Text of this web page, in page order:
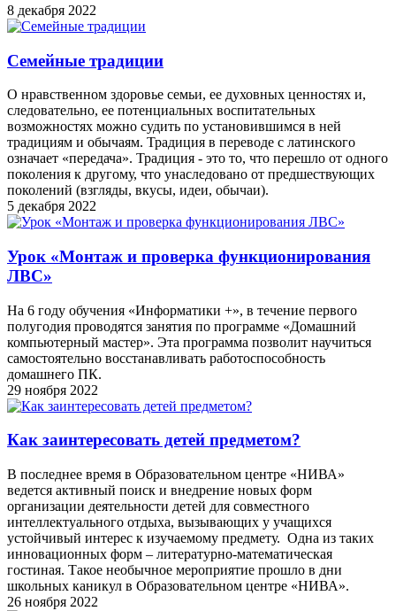
8 декабря 2022
Семейные традиции
О нравственном здоровье семьи, ее духовных ценностях и,
следовательно, ее потенциальных воспитательных
возможностях можно судить по установившимся в ней
традициям и обычаям. Традиция в переводе с латинского
означает «передача». Традиция - это то, что перешло от одного
поколения к другому, что унаследовано от предшествующих
поколений (взгляды, вкусы, идеи, обычаи).
5 декабря 2022
Урок «Монтаж и проверка функционирования
ЛВС»
На 6 году обучения «Информатики +», в течение первого
полугодия проводятся занятия по программе «Домашний
компьютерный мастер». Эта программа позволит научиться
самостоятельно восстанавливать работоспособность
домашнего ПК.
29 ноября 2022
Как заинтересовать детей предметом?
В последнее время в Образовательном центре «НИВА»
ведется активный поиск и внедрение новых форм
организации деятельности детей для совместного
интеллектуального отдыха, вызывающих у учащихся
устойчивый интерес к изучаемому предмету. Одна из таких
инновационных форм – литературно-математическая
гостиная. Такое необычное мероприятие прошло в дни
школьных каникул в Образовательном центре «НИВА».
26 ноября 2022